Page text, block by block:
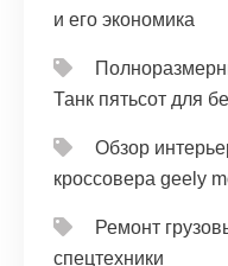
и его экономика
Танк пятьсот для
Обзор
кроссовера geely
Ремонт
спецтехники